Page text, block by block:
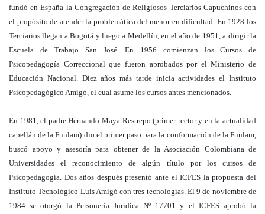
fundó en España la Congregación de Religiosos Terciarios Capuchinos con
el propósito de atender la problemática del menor en dificultad. En 1928 los
Terciarios llegan a Bogotá y luego a Medellín, en el año de 1951, a dirigir la
Escuela de Trabajo San José. En 1956 comienzan los Cursos de
Psicopedagogía Correccional que fueron aprobados por el Ministerio de
Educación Nacional. Diez años más tarde inicia actividades el Instituto
Psicopedagógico Amigó, el cual asume los cursos antes mencionados.
En 1981, el padre Hernando Maya Restrepo (primer rector y en la actualidad
capellán de la Funlam) dio el primer paso para la conformación de la Funlam,
buscó apoyo y asesoría para obtener de la Asociación Colombiana de
Universidades el reconocimiento de algún título por los cursos de
Psicopedagogía. Dos años después presentó ante el ICFES la propuesta del
Instituto Tecnológico Luis Amigó con tres tecnologías. El 9 de noviembre de
1984 se otorgó la Personería Jurídica Nº 17701 y el ICFES aprobó la